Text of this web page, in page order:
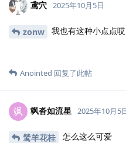
鸢穴 2025年10月5日
zonw 我也有这种小点点
Anointed 回复了此帖
飒 飒沓如流星 2025年10月5
鸶羊花桂 怎么这么可爱